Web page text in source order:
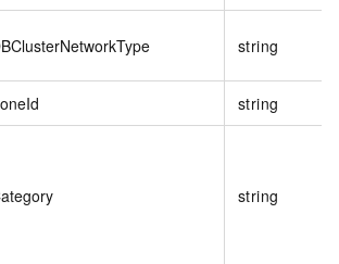
string
string
string